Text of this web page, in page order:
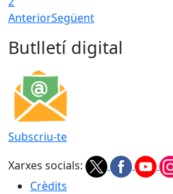
AnteriorSegüent
Butlletí digital
Subscriu-te
Xarxes socials:
Crèdits